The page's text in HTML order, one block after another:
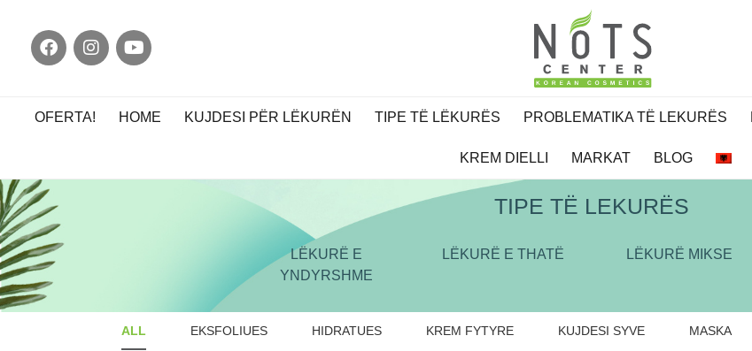
OFERTA! HOME KUJDESI PËR LËKURËN TIPE TË LËKURËS PROBLEMATIKA TË LEKURËS
KREM DIELLI MARKAT BLOG
TIPE TË LEKURËS
LËKURË E
YNDYRSHME
LËKURË E THATË LËKURË MIKSE
ALL EKSFOLIUES HIDRATUES KREM FYTYRE KUJDESI SYVE MASKA